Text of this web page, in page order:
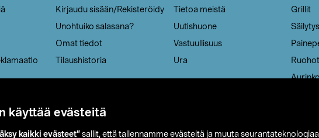
käyttää evästeitä
kaikki evästeet” sallit, että tallennamme evästeitä ja muuta
Kirjaudu sisään/Rekisteröidy
Unohtuiko salasana?
Omat tiedot
Tilaushistoria
Tietoa meistä
Uutishuone
Vastuullisuus
Ura
Grillit
Säilytys